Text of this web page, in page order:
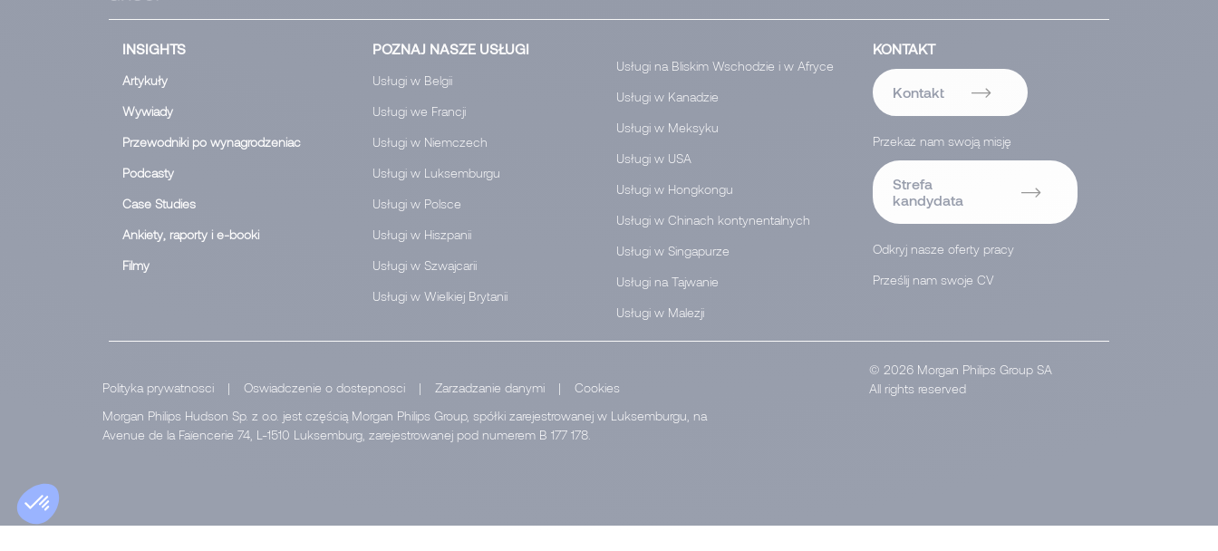
INSIGHTS
Artykuły
Wywiady
Przewodniki po wynagrodzeniac
Podcasty
Case Studies
Ankiety, raporty i e-booki
Filmy
POZNAJ NASZE USŁUGI
Usługi w Belgii
Usługi we Francji
Usługi w Niemczech
Usługi w Luksemburgu
Usługi w Polsce
Usługi w Hiszpanii
Usługi w Szwajcarii
Usługi w Wielkiej Brytanii
Usługi na Bliskim Wschodzie i w Afryce
Usługi w Kanadzie
Usługi w Meksyku
Usługi w USA
Usługi w Hongkongu
Usługi w Chinach kontynentalnych
Usługi w Singapurze
Usługi na Tajwanie
Usługi w Malezji
KONTAKT
Kontakt
Przekaż nam swoją misję
Strefa
kandydata
Odkryj nasze oferty pracy
Prześlij nam swoje CV
Polityka prywatnosci | Oswiadczenie o dostepnosci | Zarzadzanie danymi |
Cookies
Morgan Philips Hudson Sp. z o.o. jest częścią Morgan Philips Group, spółki zarejestrowanej w Luksemburgu, na
Avenue de la Faïencerie 74, L-1510 Luksemburg, zarejestrowanej pod numerem B 177 178.
© 2026 Morgan Philips Group SA
All rights reserved